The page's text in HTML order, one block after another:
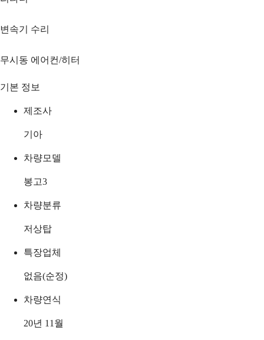
변속기 수리
무시동 에어컨/히터
기본 정보
제조사
기아
차량모델
봉고3
차량분류
저상탑
특장업체
없음(순정)
차량연식
20년 11월